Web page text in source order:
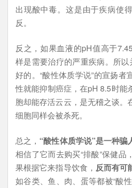
出现酸中毒。这是由于疾病使
反。
反之，如果血液的pH值高于
样是需要治疗的严重疾病。所以
好的。“酸性体质学说”的宣扬者
性就能抑制癌症，在pH 8.5时能
胞却能存活云云，是无稽之谈。
细胞同样会被杀死。
总之， “酸性体质学说”是一种骗
相信了它而去购买“排酸”保健品
果根据它来指导饮食， 反而有可
如谷类、鱼、肉、蛋等都被“酸